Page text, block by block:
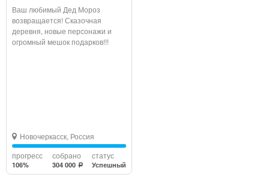
Ваш любимый Дед Мороз
возвращается! Сказочная
деревня, новые персонажи и
огромный мешок подарков!!!
Новочеркасск, Россия
прогресс
106%
собрано
304 000 a
статус
Успешный